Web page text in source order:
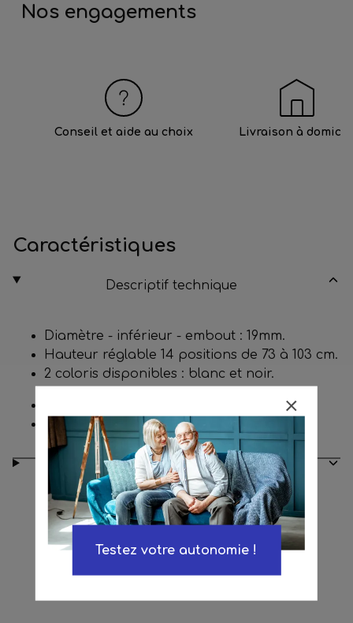
Nos engagements
Conseil et aide au choix Livraison à
Caractéristiques
Descriptif technique
Diamètre - inférieur - embout : 19mm.
Hauteur réglable 14 positions de 73 à 103 cm.
2 coloris disponibles : blanc et noir.
Poids maximum utilisateur : 100 kg.
Conseils d’entretien
Testez votre autonomie !